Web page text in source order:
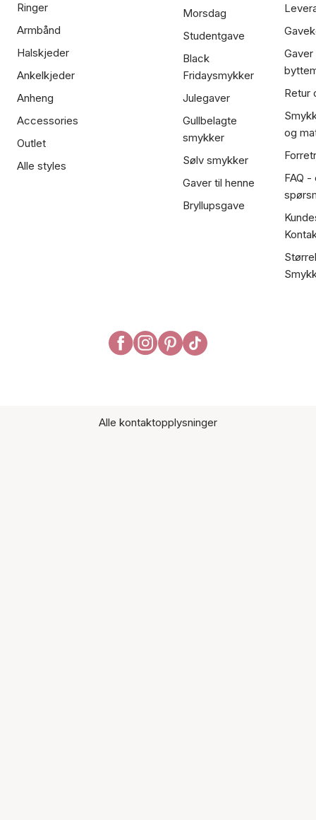
Ringer
Armbånd
Halskjeder
Ankelkjeder
Anheng
Accessories
Outlet
Alle styles
Morsdag
Studentgave
Black
Fridaysmykker
Julegaver
Gullbelagte
smykker
Sølv smykker
Gaver til henne
Bryllupsgave
Retur
og
FAQ
Alle kontaktopplysninger